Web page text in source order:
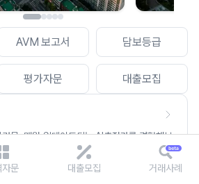
AVM 보고서 담보등급
평가자문 대출모집
물, 매월 업데이트되는 AI추정가를 경험해보
자문 대출모집 거래사례